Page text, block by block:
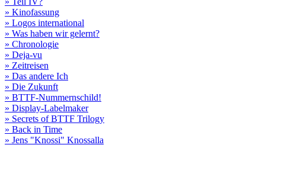
» Kinofassung
» Logos international
» Was haben wir gelernt?
» Chronologie
» Deja-vu
» Zeitreisen
» Das andere Ich
» Die Zukunft
» BTTF-Nummernschild!
» Display-Labelmaker
» Secrets of BTTF Trilogy
» Back in Time
» Jens "Knossi" Knossalla